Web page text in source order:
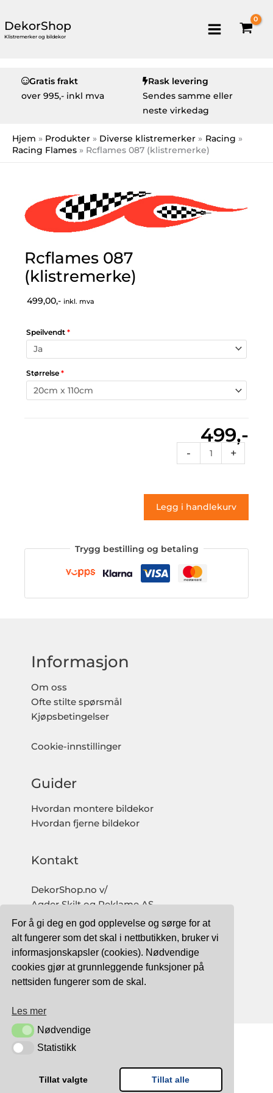
For å gi deg en god opplevelse og sørge for at
alt fungerer som det skal i nettbutikken, bruker vi
informasjonskapsler (cookies). Nødvendige
cookies gjør at grunnleggende funksjoner på
nettsiden fungerer som de skal.
Les mer
NødvendigeNødvendige
StatistikkStatistikk
Tillat valgte Tillat alle
DekorShop
Klistremerker og bildekor
Gratis frakt
over 995,- inkl mva
Rask levering
Sendes samme eller
neste virkedag
Hjem Produkter Diverse klistremerker
Racing
Racing Flames
Rcflames 087 (klistremerke)
Rcflames 087
(klistremerke)
499,00,- inkl. mva
Speilvendt *
Størrelse *
499,-
-
Rcflames
087
antall
+
Legg i handlekurv
Trygg bestilling og betaling
Informasjon
Om oss
Ofte stilte spørsmål
Kjøpsbetingelser
Cookie-innstillinger
Guider
Hvordan montere bildekor
Hvordan fjerne bildekor
Kontakt
DekorShop.no v/
Agder Skilt og Reklame AS
Org. nr: 997 633 016 MVA
salg@dekorshop.no
Tlf: 959 32 123
09.00 - 16.00
TRYGG BETALING MED: